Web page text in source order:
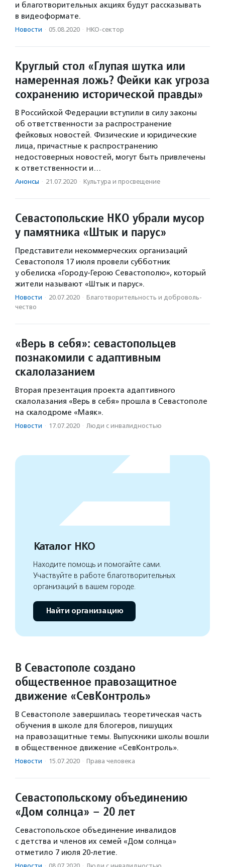
и благотворительных акциях будут рассказывать
в видеоформате.
Новости · 05.08.2020 · НКО-сектор
Круглый стол «Глупая шутка или
намеренная ложь? Фейки как угроза
сохранению исторической правды»
В Российской Федерации вступили в силу законы
об ответственности за распространение
фейковых новостей. Физические и юридические
лица, причастные к распространению
недостоверных новостей, могут быть привлечены
к ответственности и…
Анонсы · 21.07.2020 · Культура и просвещение
Севастопольские НКО убрали мусор
у памятника «Штык и парус»
Представители некоммерческих организаций
Севастополя 17 июля провели субботник
у обелиска «Городу-Герою Севастополю», который
жители называют «Штык и парус».
Новости · 20.07.2020 · Благотвори­тель­ность и доброволь­
чест­во
«Верь в себя»: севастопольцев
познакомили с адаптивным
скалолазанием
Вторая презентация проекта адаптивного
скалолазания «Верь в себя» прошла в Севастополе
на скалодроме «Маяк».
Новости · 17.07.2020 · Люди с инвалидностью
Каталог НКО
Находите помощь и помогайте сами.
Участвуйте в работе благотворительных
организаций в вашем городе.
Найти организацию
В Севастополе создано
общественное правозащитное
движение «СевКонтроль»
В Севастополе завершилась теоретическая часть
обучения в школе для блогеров, пишущих
на правозащитные темы. Выпускники школы вошли
в общественное движение «СевКонтроль».
Новости · 15.07.2020 · Права человека
Севастопольскому объединению
«Дом солнца» – 20 лет
Севастопольское объединение инвалидов
с детства и членов их семей «Дом солнца»
отметило 7 июля 20-летие.